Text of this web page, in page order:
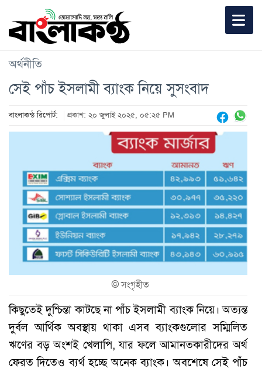
অর্থনীতি
সেই পাঁচ ইসলামী ব্যাংক নিয়ে সুসংবাদ
বাংলাকন্ঠ রিপোর্ট: প্রকাশ: ২০ জুলাই ২০২৫, ০৫:২৫ PM
©সংগৃহীত
কিছুতেই দুশ্চিন্তা কাটছে না পাঁচ ইসলামী ব্যাংক নিয়ে। অত্যন্ত
দুর্বল আর্থিক অবস্থায় থাকা এসব ব্যাংকগুলোর সম্মিলিত
ঋণের বড় অংশই খেলাপি, যার ফলে আমানতকারীদের অর্থ
ফেরত দিতেও ব্যর্থ হচ্ছে অনেক ব্যাংক। অবশেষে সেই পাঁচ